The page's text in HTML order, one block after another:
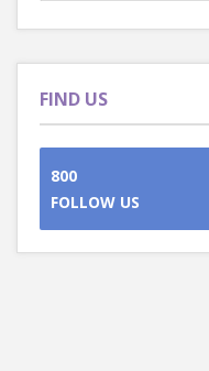
FIND US
800
FOLLOW US